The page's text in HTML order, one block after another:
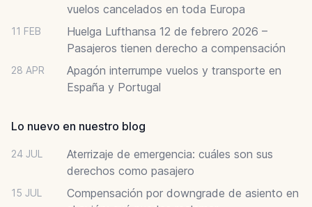
vuelos cancelados en toda Europa
11 FEB
Huelga Lufthansa 12 de febrero 2026 –
Pasajeros tienen derecho a compensación
28 APR
Apagón interrumpe vuelos y transporte en
España y Portugal
Lo nuevo en nuestro blog
24 JUL
Aterrizaje de emergencia: cuáles son sus
derechos como pasajero
15 JUL
Compensación por downgrade de asiento en